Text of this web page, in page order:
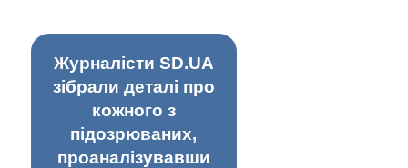
Журналісти SD.UA
зібрали деталі про
кожного з
підозрюваних,
проаналізувавши